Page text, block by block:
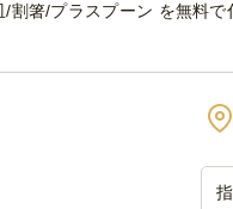
/割箸/プラスプーン を無料で